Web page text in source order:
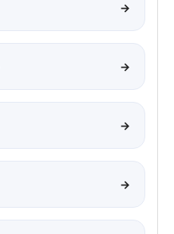
→
→
→
→